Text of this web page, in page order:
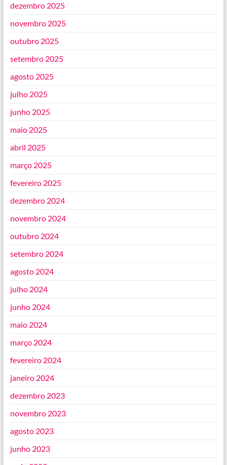
dezembro 2025
novembro 2025
outubro 2025
setembro 2025
agosto 2025
julho 2025
junho 2025
maio 2025
abril 2025
março 2025
fevereiro 2025
dezembro 2024
novembro 2024
outubro 2024
setembro 2024
agosto 2024
julho 2024
junho 2024
maio 2024
março 2024
fevereiro 2024
janeiro 2024
dezembro 2023
novembro 2023
agosto 2023
junho 2023